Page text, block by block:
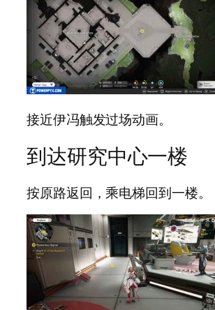
接近伊冯触发过场动画。
到达研究中心一楼
按原路返回，乘电梯回到一楼。